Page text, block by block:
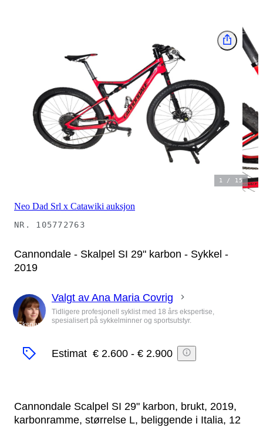
1 / 15
Neo Dad Srl x Catawiki auksjon
NR. 105772763
Cannondale - Skalpel SI 29" karbon - Sykkel -
2019
Ekspert
Valgt av Ana Maria Covrig
Tidligere profesjonell syklist med 18 års ekspertise,
spesialisert på sykkelminner og sportsutstyr.
Estimat € 2.600 - € 2.900
Cannondale Scalpel SI 29" karbon, brukt, 2019,
karbonramme, størrelse L, beliggende i Italia, 12